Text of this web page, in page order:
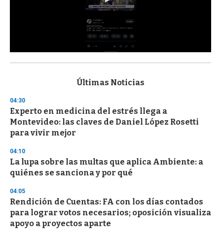
s
d
s
o
f
3
s
e
c
o
d
s
Últimas Noticias
04:30
Experto en medicina del estrés llega a
Montevideo: las claves de Daniel López Rosetti
para vivir mejor
04:10
La lupa sobre las multas que aplica Ambiente: a
quiénes se sanciona y por qué
04:05
Rendición de Cuentas: FA con los días contados
para lograr votos necesarios; oposición visualiza
apoyo a proyectos aparte